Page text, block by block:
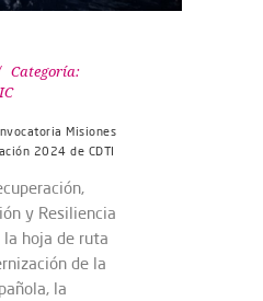
Categoría:
Misiones
2024 de CDTI
y Resiliencia
la hoja de ruta
de la
la